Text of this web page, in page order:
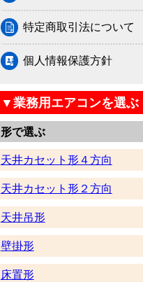
特定商取引法について
個人情報保護方針
▼業務用エアコンを選ぶ
形で選ぶ
天井カセット形４方向
天井カセット形２方向
天井吊形
壁掛形
床置形